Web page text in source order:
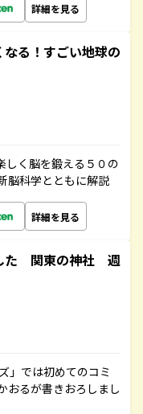
詳細を見る
る！すごい地球の
しく脳を鍛える５０の
脳科学とともに解説
詳細を見る
た 関東の神社 週
」では初めてのコミ
おるが書きおろしまし